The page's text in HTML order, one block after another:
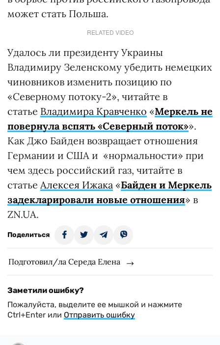
может стать Польша.
RELATED VIDEO
Удалось ли президенту Украины
Владимиру Зеленскому убедить немецких
чиновников изменить позицию по
«Северному потоку-2», читайте в
статье Владимира Кравченко «Меркель не
повернула вспять «Северный поток»».
Как Джо Байден возвращает отношения
Германии и США и «нормальности» при
чем здесь российский газ, читайте в
статье Алексея Ижака «Байден и Меркель
задекларировали новые отношения» в
ZN.UA.
Поделиться
Подготовил/ла Середа Елена
Заметили ошибку?
Пожалуйста, выделите ее мышкой и нажмите
Ctrl+Enter или Отправить ошибку